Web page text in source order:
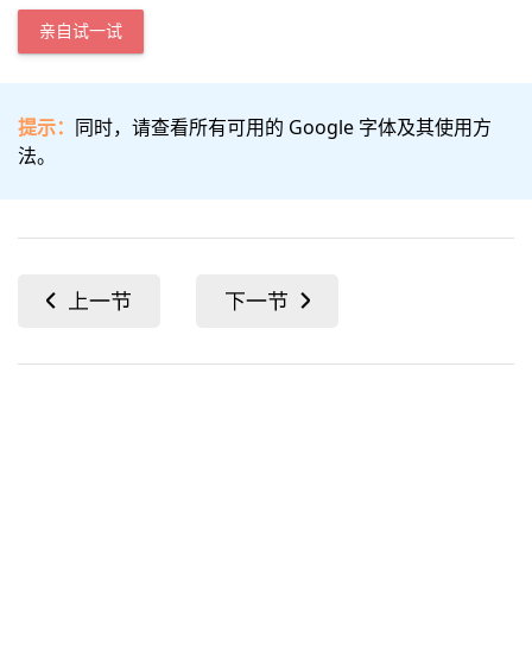
亲自试一试
提示： 同时，请查看所有可用的 Google 字体及其使用方
法。